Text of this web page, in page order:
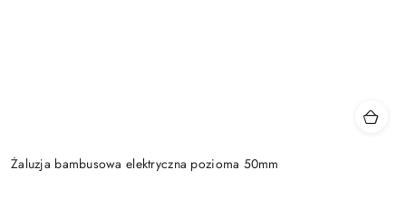
Żaluzja bambusowa elektryczna pozioma 50mm